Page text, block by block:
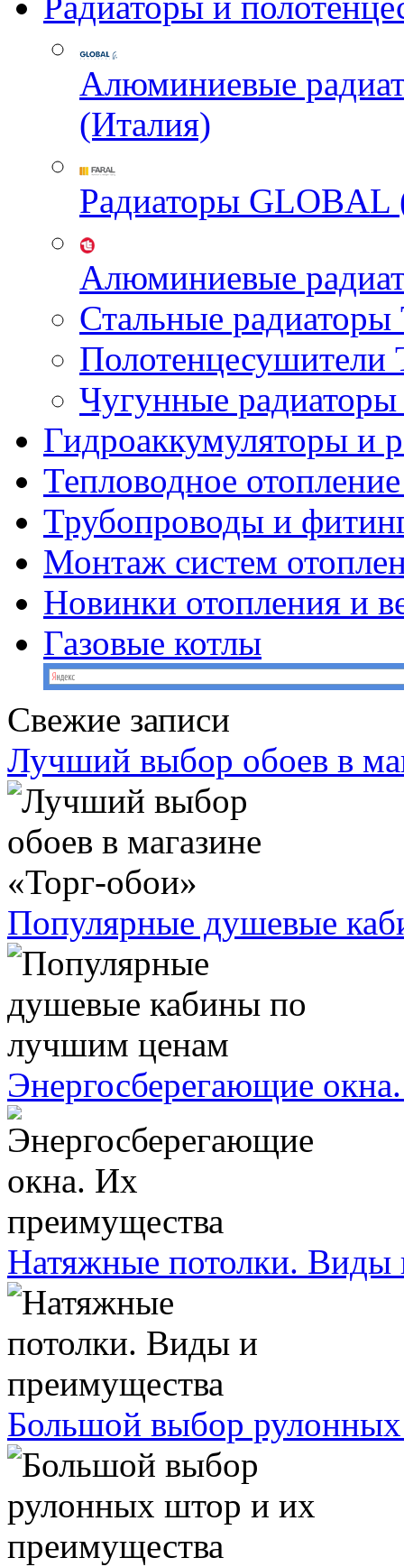
Алюминиевые
(Италия)
Радиаторы GLOBAL
Алюминиевые
Стальные
Чугунные
Гидроаккумуляторы и
Тепловодное
Трубопроводы и
Монтаж систем
Новинки отопления и
Газовые котлы
Свежие записи
Лучший выбор обоев в
Популярные душевые
Энергосберегающие
Натяжные потолки. Виды
Большой выбор